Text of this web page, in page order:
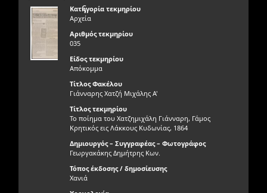
ς
Κατηγορία τεκμηρίου
Αρχεία
Αριθμός τεκμηρίου
035
Είδος τεκμηρίου
Απόκομμα
Τίτλος Φακέλου
Γιάνναρης Χατζή Μιχάλης Α'
Τίτλος τεκμηρίου
Το ποίημα του Χατζημιχάλη Γιάνναρη, Γάμος
Κρητικός εις Λάκκους Κυδωνίας, 1864
Δημιουργός – Συγγραφέας – Φωτογράφος
Γεωργακάκης Δημήτρης Κων.
Τόπος έκδοσης / δημοσίευσης
Χανιά